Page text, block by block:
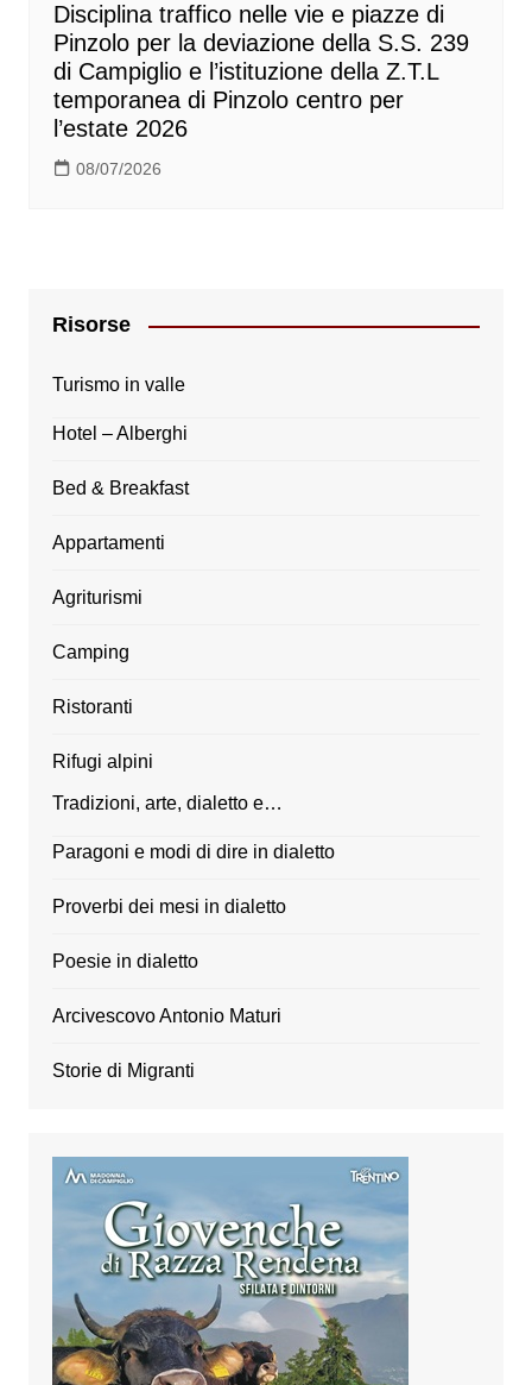
Disciplina traffico nelle vie e piazze di
Pinzolo per la deviazione della S.S. 239
di Campiglio e l’istituzione della Z.T.L
temporanea di Pinzolo centro per
l’estate 2026
08/07/2026
Risorse
Turismo in valle
Hotel – Alberghi
Bed & Breakfast
Appartamenti
Agriturismi
Camping
Ristoranti
Rifugi alpini
Tradizioni, arte, dialetto e…
Paragoni e modi di dire in dialetto
Proverbi dei mesi in dialetto
Poesie in dialetto
Arcivescovo Antonio Maturi
Storie di Migranti